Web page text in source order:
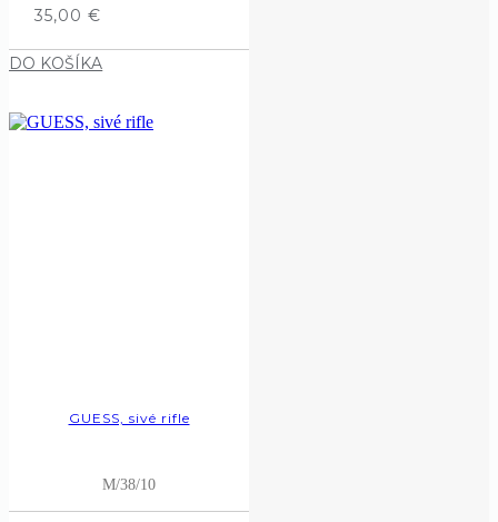
35,00 €
DO KOŠÍKA
GUESS, sivé rifle
M/38/10